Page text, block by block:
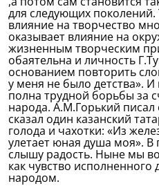
для следующих поколений.
влияние на творчество
оказывает влияние на
жизненным творческим
обаятельна и личность
основанием повторить
у меня не было детства».
полна трудной борьбы за
народа. А.М.Горький
сказал один казанский
голода и чахотки: «Из
улетает юная душа моя». В
слышу радость. Ныне мы
как чувство
народом.